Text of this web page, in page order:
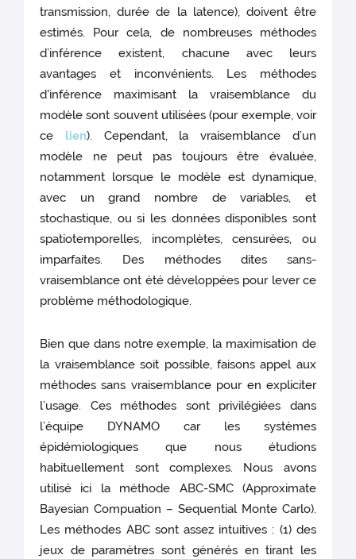
transmission, durée de la latence), doivent être
estimés. Pour cela, de nombreuses méthodes
d’inférence existent, chacune avec leurs
avantages et inconvénients. Les méthodes
d'inférence maximisant la vraisemblance du
modèle sont souvent utilisées (pour exemple, voir
ce lien). Cependant, la vraisemblance d’un
modèle ne peut pas toujours être évaluée,
notamment lorsque le modèle est dynamique,
avec un grand nombre de variables, et
stochastique, ou si les données disponibles sont
spatiotemporelles, incomplètes, censurées, ou
imparfaites. Des méthodes dites sans-
vraisemblance ont été développées pour lever ce
problème méthodologique.
Bien que dans notre exemple, la maximisation de
la vraisemblance soit possible, faisons appel aux
méthodes sans vraisemblance pour en expliciter
l’usage. Ces méthodes sont privilégiées dans
l’équipe DYNAMO car les systèmes
épidémiologiques que nous étudions
habituellement sont complexes. Nous avons
utilisé ici la méthode ABC-SMC (Approximate
Bayesian Compuation – Sequential Monte Carlo).
Les méthodes ABC sont assez intuitives : (1) des
jeux de paramètres sont générés en tirant les